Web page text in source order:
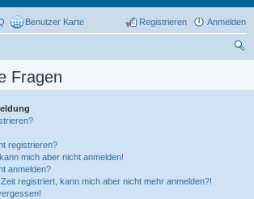
Benutzer Karte Anmelden
Registrieren
Fragen
registrieren?
mich aber nicht anmelden!
anmelden?
registriert, kann mich aber nicht mehr anmelden?!